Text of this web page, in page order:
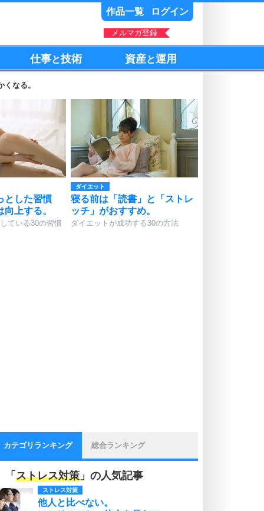
作品一覧 ログイン
メルマガ登録
仕事と技術 資産と運用
なる。
とした習慣
上する。
ている30の習慣
ダイエット
寝る前は「読書」と「ストレ
ッチ」がおすすめ。
ダイエットが成功する30の方法
カテゴリランキング 総合ランキング
「 ストレス対策 」の人気記事
ストレス対策
他人と比べない。